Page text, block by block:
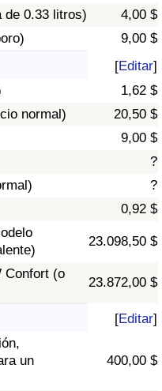
de 0.33 litros)
4,00 $
9,00 $
[Editar]
1,62 $
normal)
20,50 $
9,00 $
?
?
0,92 $
23.098,50 $
Confort (o
23.872,00 $
[Editar]
un
400,00 $